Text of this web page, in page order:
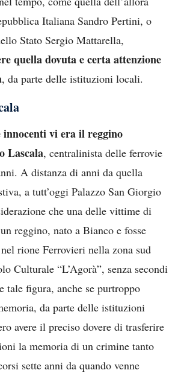
Italiana Sandro Pertini, o
Stato Sergio Mattarella,
quella dovuta e certa attenzione
, da parte delle istituzioni locali.
vi era il reggino
Lascala, centralinista delle ferrovie
A distanza di anni da quella
a tutt’oggi Palazzo San Giorgio
che una delle vittime di
reggino, nato a Bianco e fosse
rione Ferrovieri nella zona sud
Culturale “L’Agorà”, senza secondi
tale figura, anche se purtroppo
da parte delle istituzioni
avere il preciso dovere di trasferire
la memoria di un crimine tanto
sette anni da quando venne